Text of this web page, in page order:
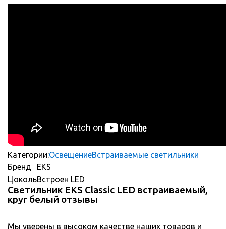
Категории:ОсвещениеВстраиваемые светильники
Бренд
EKS
ЦокольВстроен LED
Светильник EKS Classic LED встраиваемый,
круг белый отзывы
Мы уверены в высоком качестве наших товаров и